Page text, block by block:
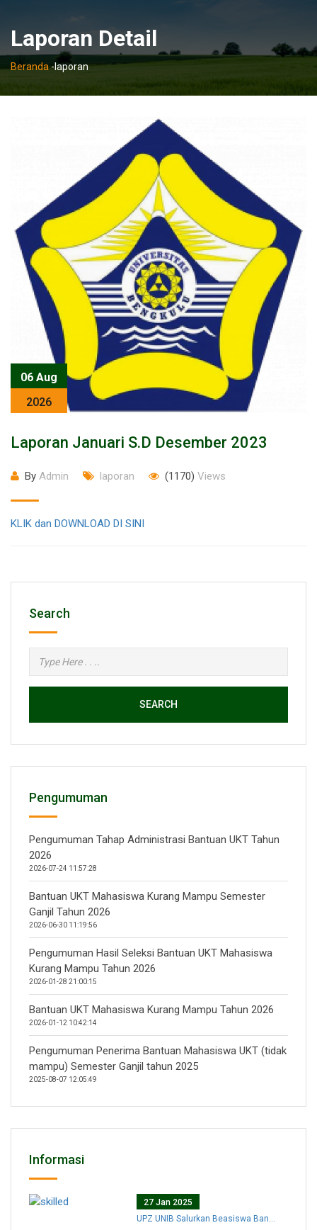
Laporan Detail
Beranda-laporan
06 Aug
2026
Laporan Januari S.d Desember 2023
By Admin laporan (1170) Views
KLIK dan DOWNLOAD DI SINI
Search
SEARCH
Pengumuman
Pengumuman Tahap Administrasi Bantuan UKT Tahun
2026
2026-07-24 11:57:28
Bantuan UKT Mahasiswa Kurang Mampu Semester
Ganjil Tahun 2026
2026-06-30 11:19:56
Pengumuman Hasil Seleksi Bantuan UKT Mahasiswa
Kurang Mampu Tahun 2026
2026-01-28 21:00:15
Bantuan UKT Mahasiswa Kurang Mampu Tahun 2026
2026-01-12 10:42:14
Pengumuman Penerima Bantuan Mahasiswa UKT (tidak
mampu) Semester Ganjil tahun 2025
2025-08-07 12:05:49
Informasi
27 Jan 2025
UPZ UNIB Salurkan Beasiswa Ban...